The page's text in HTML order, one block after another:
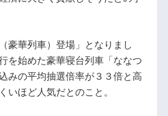
豪華列車）登場」となりまし
を始めた豪華寝台列車「ななつ
みの平均抽選倍率が３３倍と高
いほど人気だとのこと。